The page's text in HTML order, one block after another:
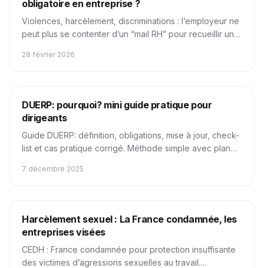
obligatoire en entreprise ?
Violences, harcèlement, discriminations : l’employeur ne
peut plus se contenter d’un “mail RH” pour recueillir une
recueil et de traitement des signalements, avec des
28 février 2026
DUERP Obligations Légales Sécurité au travail
DUERP: pourquoi? mini guide pratique pour
dirigeants
Guide DUERP: définition, obligations, mise à jour, check-
list et cas pratique corrigé. Méthode simple avec plan
7 décembre 2025
Juridique harcèlement Obligations Légales
Harcèlement sexuel : La France condamnée, les
entreprises visées
CEDH : France condamnée pour protection insuffisante
des victimes d’agressions sexuelles au travail.